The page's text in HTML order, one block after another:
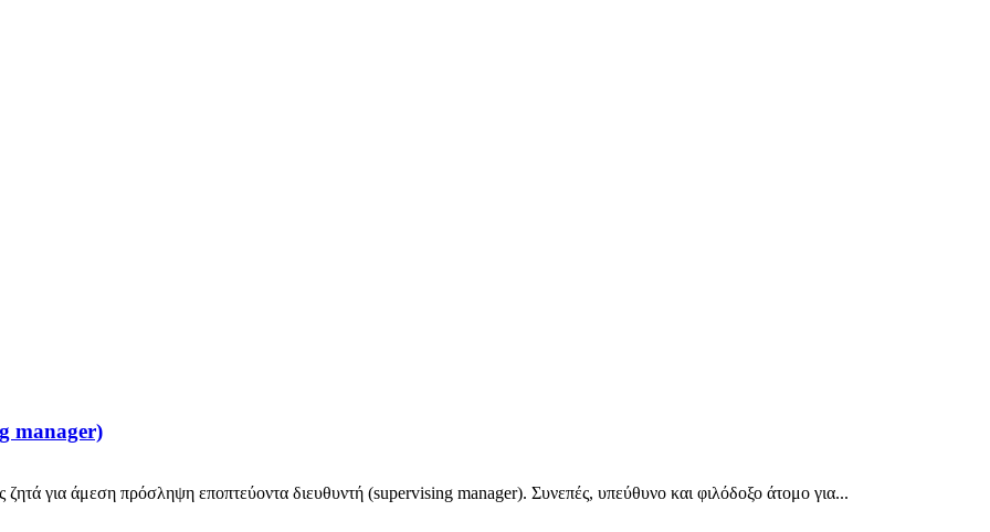
manager)
για άμεση πρόσληψη εποπτεύοντα διευθυντή (supervising manager). Συνεπές, υπεύθυνο και φιλόδοξο άτομο για...